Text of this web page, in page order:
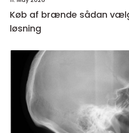
Køb af brænde sådan vælger du den rigtige
løsning